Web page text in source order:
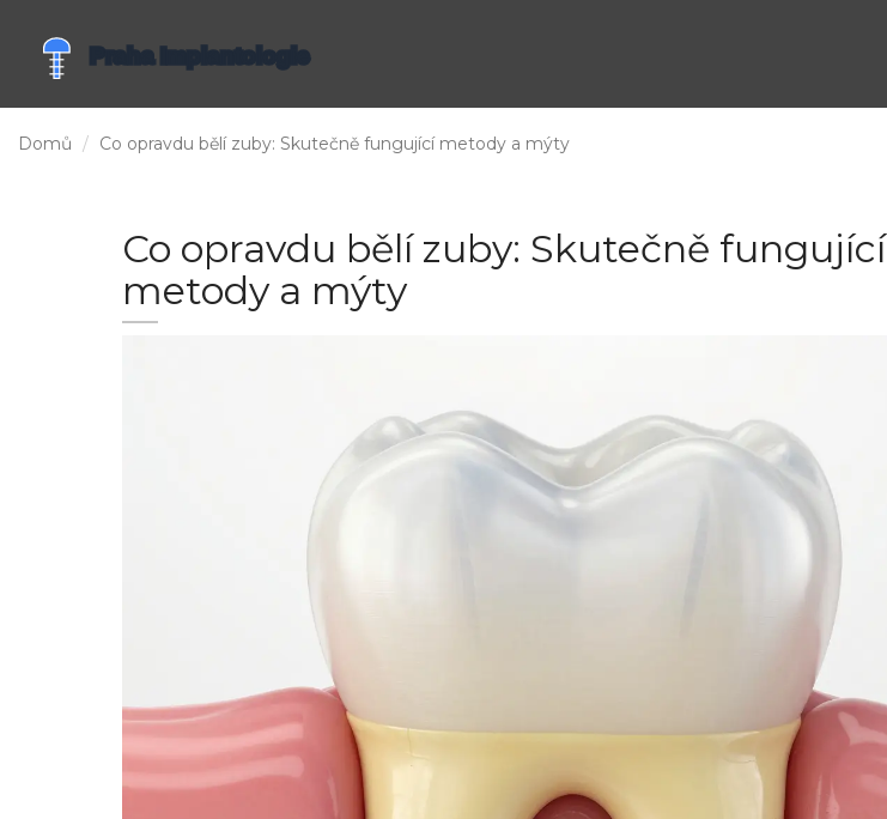
Domů Co opravdu bělí zuby: Skutečně fungující metody a mýty
Co opravdu bělí zuby: Skutečně fungující
metody a mýty